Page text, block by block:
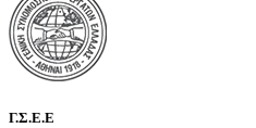
Γ.Σ.Ε.Ε